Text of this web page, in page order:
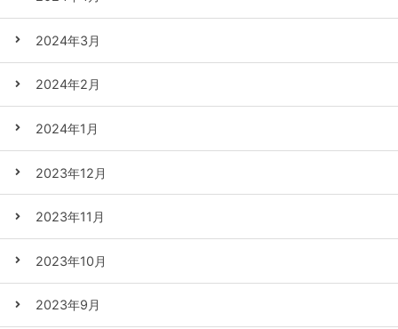
2024年3月
2024年2月
2024年1月
2023年12月
2023年11月
2023年10月
2023年9月